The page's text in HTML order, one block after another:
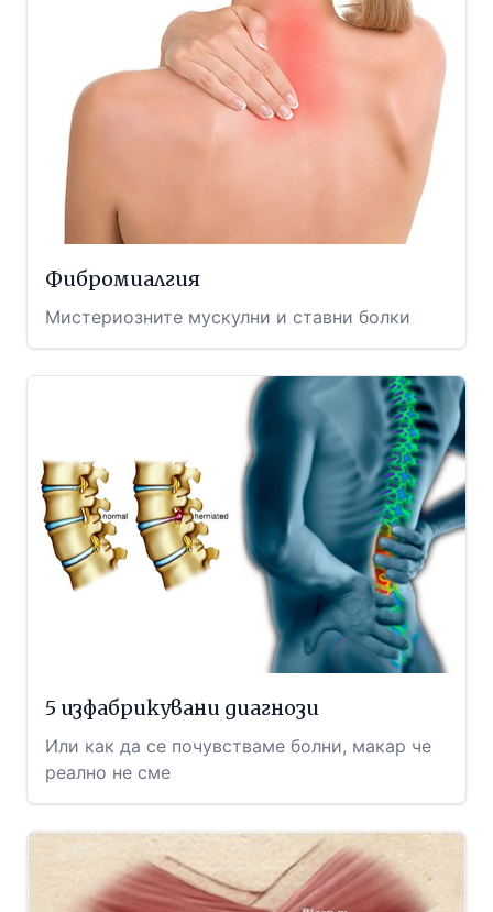
Фибромиалгия
Мистериозните мускулни и ставни болки
5 изфабрикувани диагнози
Или как да се почувстваме болни, макар че
реално не сме